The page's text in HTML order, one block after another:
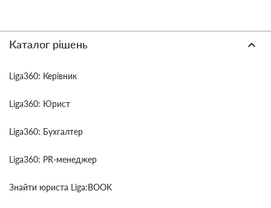
Каталог рішень
Liga360: Керівник
Liga360: Юрист
Liga360: Бухгалтер
Liga360: PR-менеджер
Знайти юриста Liga:BOOK